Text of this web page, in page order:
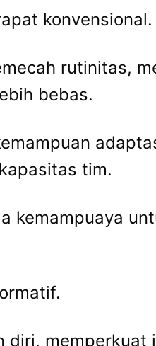
konvensional.
rutinitas,
bebas.
tim.
kemampuaya
diri, memperkuat